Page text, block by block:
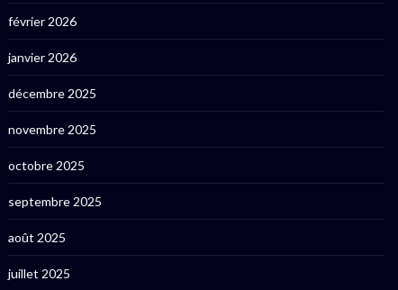
février 2026
janvier 2026
décembre 2025
novembre 2025
octobre 2025
septembre 2025
août 2025
juillet 2025